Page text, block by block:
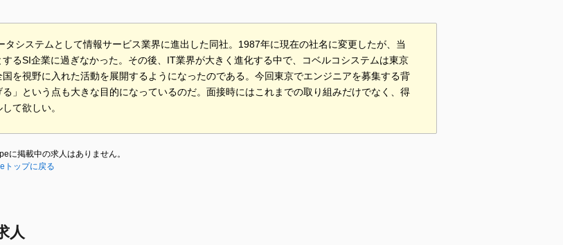
タシステムとして情報サービス業界に進出した同社。1987年に現在の社名に変更したが、当
るSI企業に過ぎなかった。その後、IT業界が大きく進化する中で、コベルコシステムは東京
を視野に入れた活動を展開するようになったのである。今回東京でエンジニアを募集する背
」という点も大きな目的になっているのだ。面接時にはこれまでの取り組みだけでなく、得
て欲しい。
に掲載中の求人はありません。
トップに戻る
人